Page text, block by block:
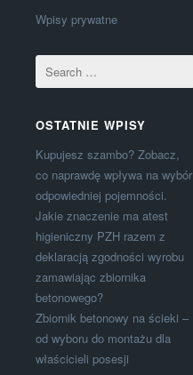
Wpisy prywatne
OSTATNIE WPISY
Kupujesz szambo? Zobacz,
co naprawdę wpływa na wybór
odpowiedniej pojemności.
Jakie znaczenie ma atest
higieniczny PZH razem z
deklaracją zgodności wyrobu
zamawiając zbiornika
betonowego?
Zbiornik betonowy na ścieki –
od wyboru do montażu dla
właścicieli posesji